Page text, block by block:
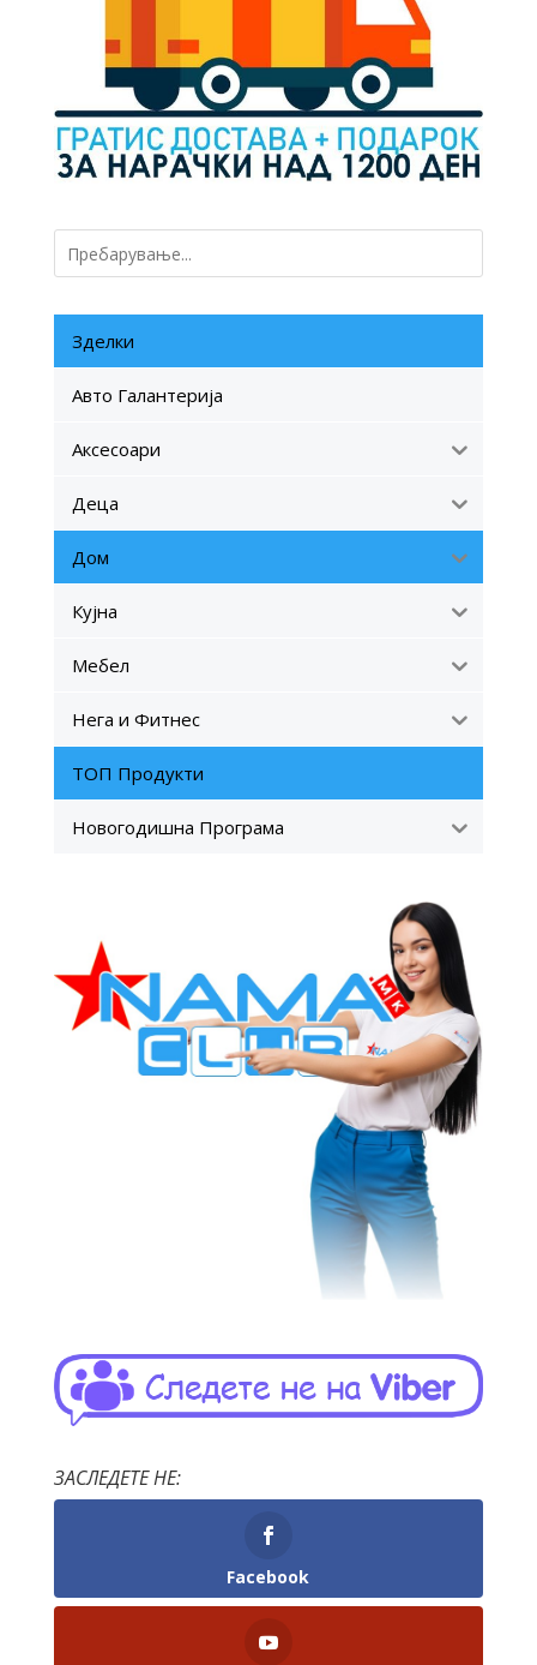
Зделки
Авто Галантерија
Аксесоари
Деца
Дом
Кујна
Мебел
Нега и Фитнес
ТОП Продукти
Новогодишна Програма
ЗАСЛЕДЕТЕ НЕ:
Facebook